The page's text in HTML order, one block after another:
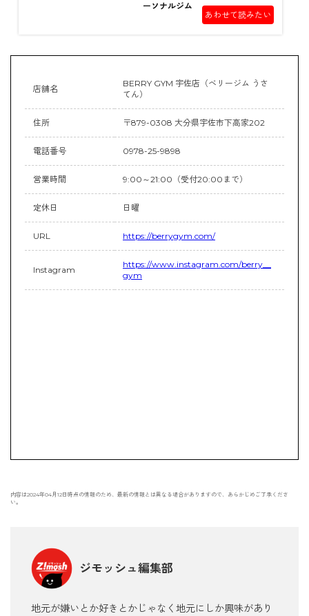
ーソナルジム
あわせて読みたい
店舗名
BERRY GYM 宇佐店（ベリージム うさ
てん）
住所 〒879-0308 大分県宇佐市下高家202
電話番号 0978-25-9898
営業時間 9:00～21:00（受付20:00まで）
定休日 日曜
URL https://berrygym.com/
Instagram
https://www.instagram.com/berry__
gym
内容は2024年04月12日時点の情報のため、最新の情報とは異なる場合がありますので、あらかじめご了承くださ
い。
ジモッシュ編集部
地元が嫌いとか好きとかじゃなく地元にしか興味があり